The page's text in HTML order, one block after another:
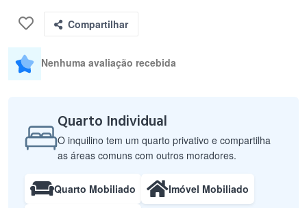
Compartilhar
Nenhuma avaliação recebida
Quarto Individual
O inquilino tem um quarto privativo e compartilha
as áreas comuns com outros moradores.
Quarto Mobiliado Imóvel Mobiliado